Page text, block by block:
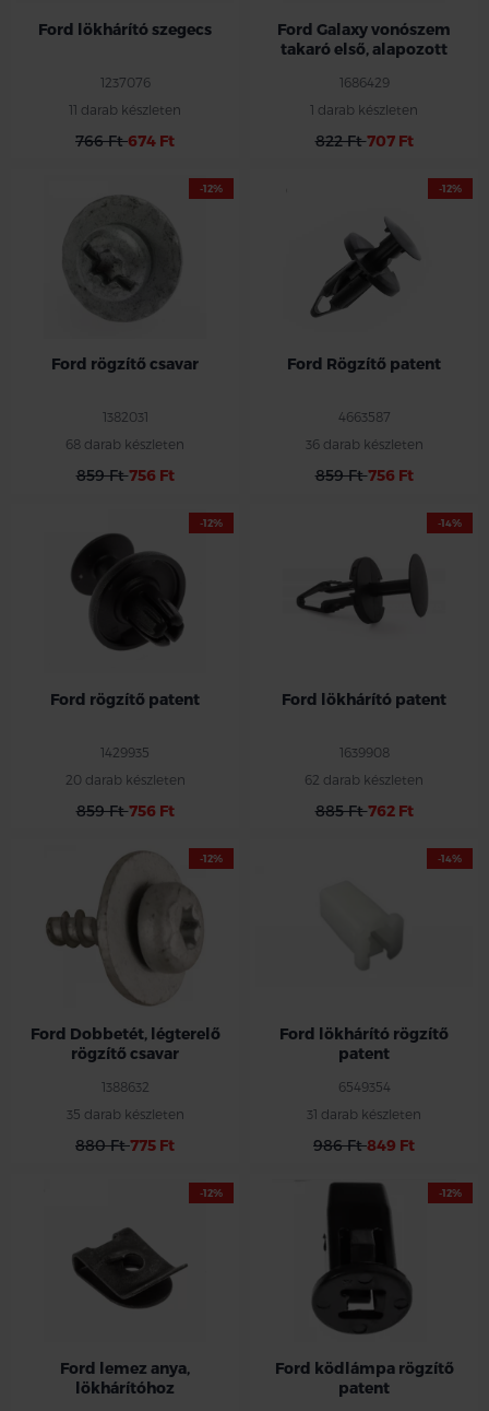
Ford lökhárító szegecs
1237076
11 darab készleten
766 Ft674 Ft
Ford Galaxy vonószem
takaró első, alapozott
1686429
1 darab készleten
822 Ft707 Ft
-12%
Ford rögzítő csavar
1382031
68 darab készleten
859 Ft756 Ft
-12%
Ford Rögzítő patent
4663587
36 darab készleten
859 Ft756 Ft
-12%
Ford rögzítő patent
1429935
20 darab készleten
859 Ft756 Ft
-14%
Ford lökhárító patent
1639908
62 darab készleten
885 Ft762 Ft
-12%
Ford Dobbetét, légterelő
rögzítő csavar
1388632
35 darab készleten
880 Ft775 Ft
-14%
Ford lökhárító rögzítő
patent
6549354
31 darab készleten
986 Ft849 Ft
-12%
Ford lemez anya,
lökhárítóhoz
-12%
Ford ködlámpa rögzítő
patent